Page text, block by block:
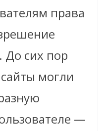
права
До сих пор
могли
—